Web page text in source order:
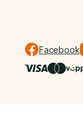
Facebook